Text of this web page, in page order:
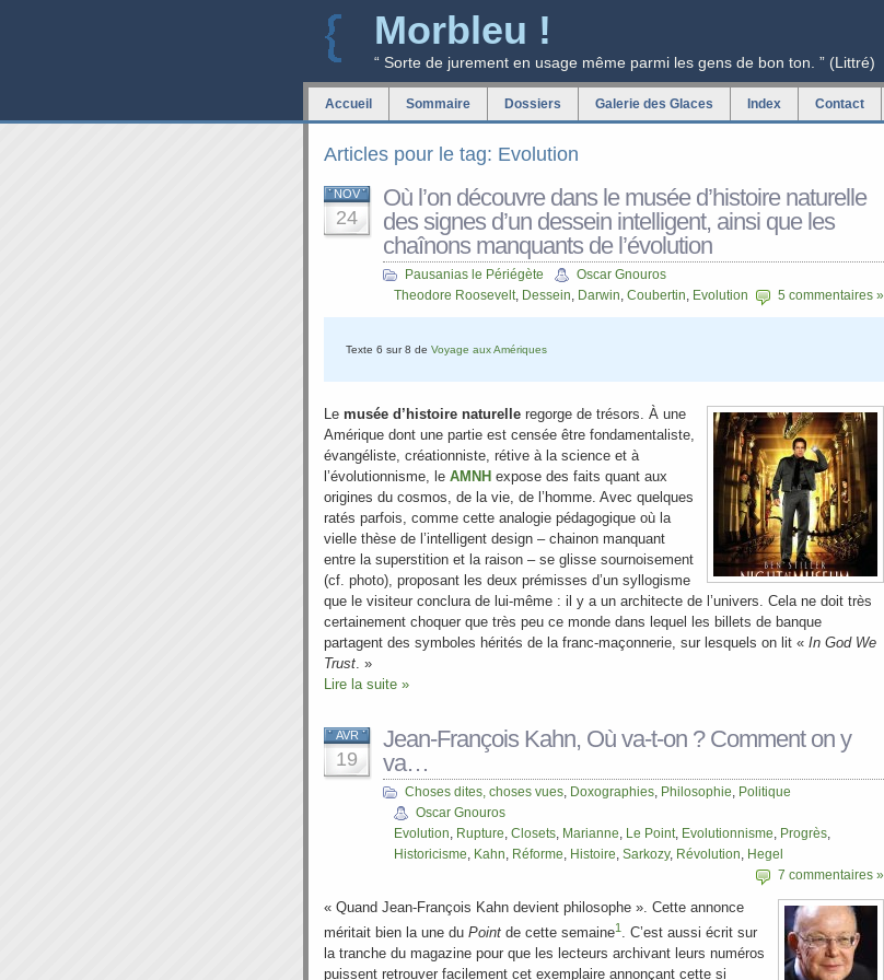
Morbleu !
“ Sorte de jurement en usage même parmi les gens de bon ton. ” (Littré)
Accueil Sommaire Dossiers Galerie des Glaces Index Contact
Articles pour le tag: Evolution
NOV
24
Où l’on découvre dans le musée d’histoire naturelle
des signes d’un dessein intelligent, ainsi que les
chaînons manquants de l’évolution
Pausanias le Périégète
Oscar Gnouros
Theodore Roosevelt, Dessein, Darwin, Coubertin, Evolution 5 commentaires »
Texte 6 sur 8 de Voyage aux Amériques
Le musée d’histoire naturelle regorge de trésors. À une
Amérique dont une partie est censée être fondamentaliste,
évangéliste, créationniste, rétive à la science et à
l’évolutionnisme, le AMNH expose des faits quant aux
origines du cosmos, de la vie, de l’homme. Avec quelques
ratés parfois, comme cette analogie pédagogique où la
vielle thèse de l’intelligent design – chainon manquant
entre la superstition et la raison – se glisse sournoisement
(cf. photo), proposant les deux prémisses d’un syllogisme
que le visiteur conclura de lui-même : il y a un architecte de l’univers. Cela ne doit très
certainement choquer que très peu ce monde dans lequel les billets de banque
partagent des symboles hérités de la franc-maçonnerie, sur lesquels on lit « In God We
Trust. »
Lire la suite »
AVR
19
Jean-François Kahn, Où va-t-on ? Comment on y
va…
Choses dites, choses vues, Doxographies, Philosophie, Politique
Oscar Gnouros
Evolution, Rupture, Closets, Marianne, Le Point, Evolutionnisme, Progrès,
Historicisme, Kahn, Réforme, Histoire, Sarkozy, Révolution, Hegel
7 commentaires »
« Quand Jean-François Kahn devient philosophe ». Cette annonce
méritait bien la une du Point de cette semaine1 . C’est aussi écrit sur
la tranche du magazine pour que les lecteurs archivant leurs numéros
puissent retrouver facilement cet exemplaire annonçant cette si